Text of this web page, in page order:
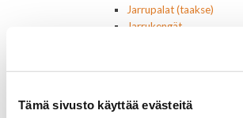
Tämä sivusto käyttää evästeitä
Jarrupalat (taakse)
Jarrukengät
Jarrurummut
Jarrusatulan männät